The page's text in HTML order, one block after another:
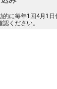
に毎年1回4月1日
認ください。